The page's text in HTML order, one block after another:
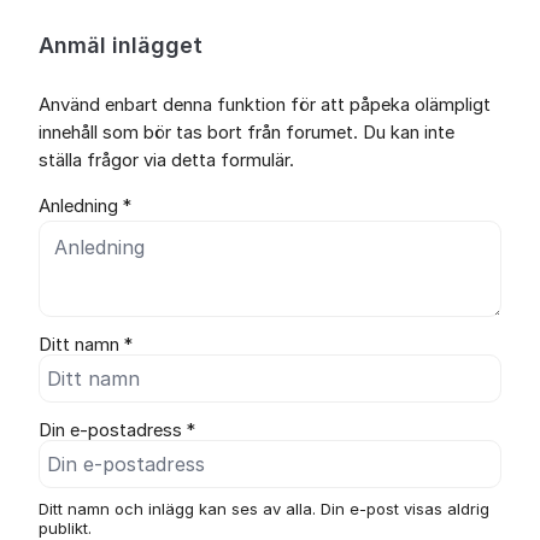
Anmäl inlägget
Använd enbart denna funktion för att påpeka olämpligt
innehåll som bör tas bort från forumet. Du kan inte
ställa frågor via detta formulär.
Anledning *
Ditt namn *
Din e-postadress *
Ditt namn och inlägg kan ses av alla. Din e-post visas aldrig
publikt.